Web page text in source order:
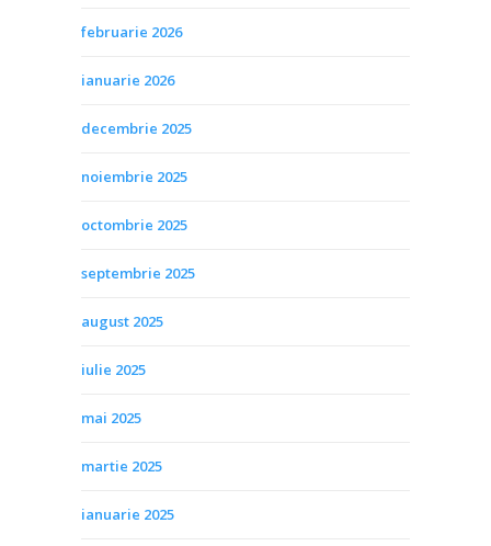
februarie 2026
ianuarie 2026
decembrie 2025
noiembrie 2025
octombrie 2025
septembrie 2025
august 2025
iulie 2025
mai 2025
martie 2025
ianuarie 2025